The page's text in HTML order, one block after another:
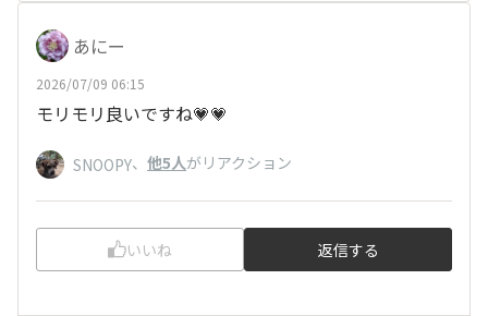
あにー
2026/07/09 06:15
モリモリ良いですね💗💗
SNOOPY、 他5人がリアクション
いいね 返信する